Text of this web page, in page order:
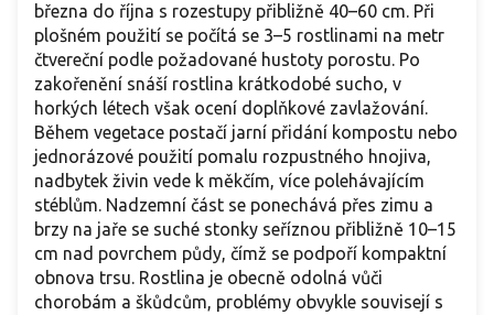
března do října s rozestupy přibližně 40–60 cm. Při
plošném použití se počítá se 3–5 rostlinami na metr
čtvereční podle požadované hustoty porostu. Po
zakořenění snáší rostlina krátkodobé sucho, v
horkých létech však ocení doplňkové zavlažování.
Během vegetace postačí jarní přidání kompostu nebo
jednorázové použití pomalu rozpustného hnojiva,
nadbytek živin vede k měkčím, více polehávajícím
stéblům. Nadzemní část se ponechává přes zimu a
brzy na jaře se suché stonky seříznou přibližně 10–15
cm nad povrchem půdy, čímž se podpoří kompaktní
obnova trsu. Rostlina je obecně odolná vůči
chorobám a škůdcům, problémy obvykle souvisejí s